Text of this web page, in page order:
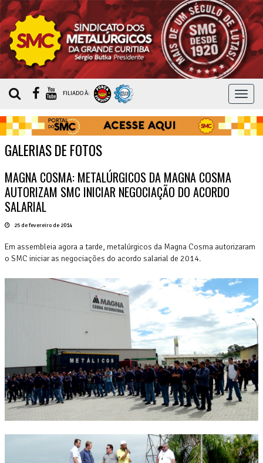
MENU
FILIADO À:
GALERIAS DE FOTOS
MAGNA COSMA: METALÚRGICOS DA MAGNA COSMA
AUTORIZAM SMC INICIAR NEGOCIAÇÃO DO ACORDO
SALARIAL
25 de fevereiro de 2014
Em assembleia agora a tarde, metalúrgicos da Magna Cosma autorizaram
o SMC iniciar as negociações do acordo salarial de 2014.